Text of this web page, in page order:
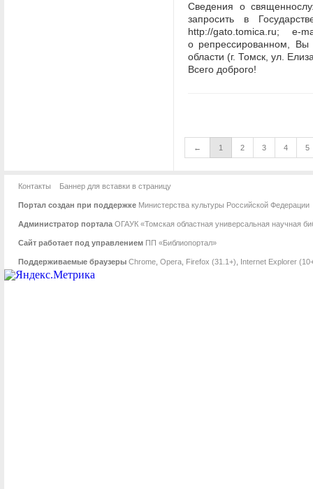
Сведения о
запросить в
http://gato.tomica.ru;
о репрессированном,
области (г. Томск, ул.
Всего доброго!
← 1 2 3 4 5
Контакты Баннер для вставки в страницу
Портал создан при поддержке Министерства культуры Российской Федерации
Администратор портала ОГАУК «Томская областная универсальная научная
Сайт работает под управлением ПП «Библиопортал»
Поддерживаемые браузеры Chrome Opera Firefox (31.1+) Internet Explorer